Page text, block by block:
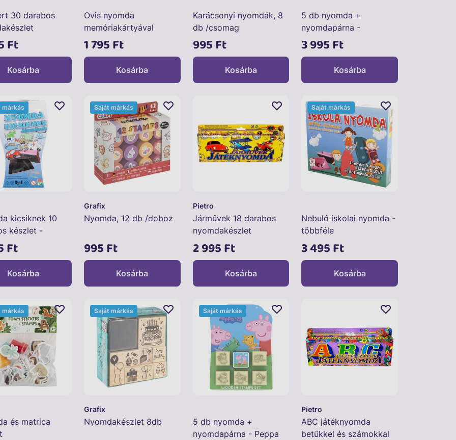
30 darabos
Ft
Kosárba
Ovis nyomda
memóriakártyával
1 795 Ft
Kosárba
Karácsonyi nyomdák, 8
db /csomag
995 Ft
Kosárba
5 db nyomda +
nyomdapárna -
Munkagépek
3 995 Ft
Kosárba
kicsiknek 10
készlet -
Ft
márkás
Kosárba
Grafix
Nyomda, 12 db /doboz
995 Ft
Saját márkás
Kosárba
Pietro
Járművek 18 darabos
nyomdakészlet
2 995 Ft
Kosárba
Nebuló iskolai nyomda -
többféle
3 495 Ft
Saját márkás
Kosárba
és matrica
márkás
Grafix
Nyomdakészlet 8db
Saját márkás
5 db nyomda +
nyomdapárna - Peppa
Saját márkás
Pietro
ABC játéknyomda
betűkkel és számokkal